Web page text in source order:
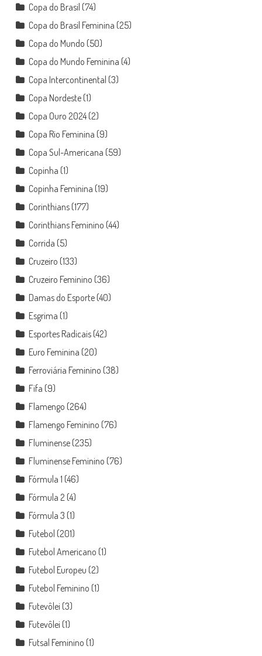
Copa do Brasil (74)
Copa do Brasil Feminina (25)
Copa do Mundo (50)
Copa do Mundo Feminina (4)
Copa Intercontinental (3)
Copa Nordeste(1)
Copa Ouro 2024(2)
Copa Rio Feminina (9)
Copa Sul-Americana (59)
Copinha (1)
Copinha Feminina (19)
Corinthians(177)
Corinthians Feminino (44)
Corrida (5)
Cruzeiro (133)
Cruzeiro Feminino (36)
Damas do Esporte(40)
Esgrima (1)
Esportes Radicais(42)
Euro Feminina (20)
Ferroviária Feminino (38)
Fifa (9)
Flamengo (264)
Flamengo Feminino (76)
Fluminense(235)
Fluminense Feminino (76)
Fórmula 1 (46)
Fórmula 2 (4)
Fórmula 3 (1)
Futebol (201)
Futebol Americano (1)
Futebol Europeu (2)
Futebol Feminino (1)
Futevôlei (3)
Futevôlei (1)
Futsal Feminino (1)